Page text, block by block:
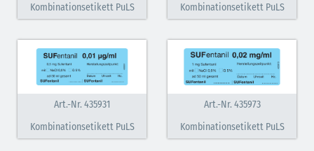
Kombinationsetikett PuLS
Kombinationsetikett PuLS
Art.-Nr. 435931
Kombinationsetikett PuLS
Art.-Nr. 435973
Kombinationsetikett PuLS